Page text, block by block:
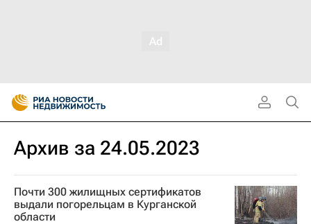
Архив за 24.05.2023
Почти 300 жилищных сертификатов
выдали погорельцам в Курганской
области